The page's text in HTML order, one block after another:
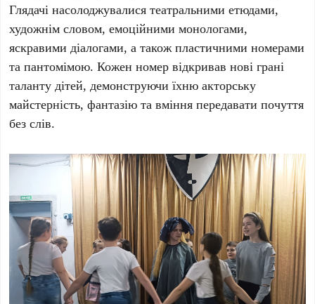
Глядачі насолоджувалися театральними етюдами,
художнім словом, емоційними монологами,
яскравими діалогами, а також пластичними номерами
та пантомімою. Кожен номер відкривав нові грані
таланту дітей, демонструючи їхню акторську
майстерність, фантазію та вміння передавати почуття
без слів.